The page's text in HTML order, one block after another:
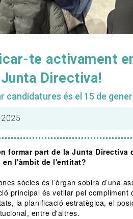
te activament
Directiva!
candidatures és el 15 de
formar part de la Junta
en l'àmbit de l'entitat?
sòcies és l’òrgan sobirà d’una
principal és vetllar pel
la planificació estratègica, el
entre d'altres.